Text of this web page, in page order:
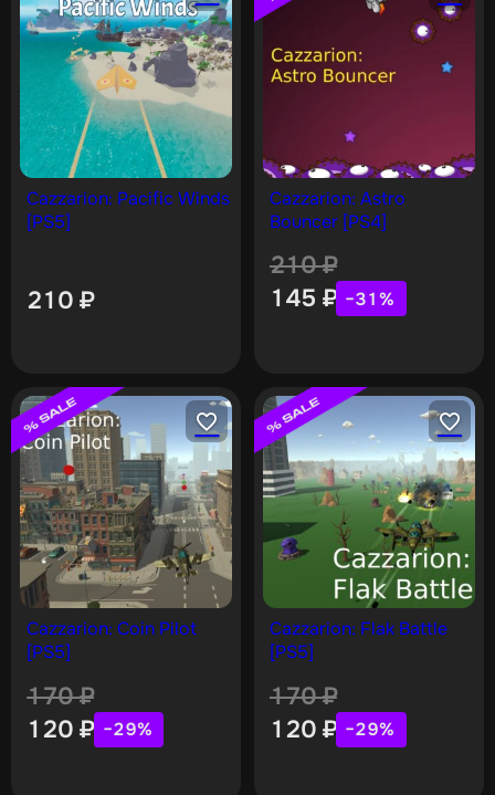
Cazzarion: Pacific Winds
[PS5]
210 ₽
Cazzarion: Astro
Bouncer [PS4]
210₽
145 ₽ −31%
Cazzarion: Coin Pilot
[PS5]
170₽
120 ₽ −29%
Cazzarion: Flak Battle
[PS5]
170₽
120 ₽ −29%